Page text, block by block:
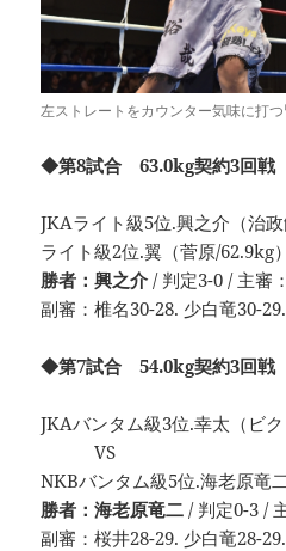
左ストレートをカウンター気味に打
◆第8試合 63.0kg契約3回戦
JKAライト級5位.興之介（治
ライト級2位.翼（菅原/62.9kg）
勝者：興之介 / 判定3-0 / 主審
副審：椎名30-28. 少白竜30-
◆第7試合 54.0kg契約3回戦
JKAバンタム級3位.幸太（ビク
VS
NKBバンタム級5位.海老原竜
勝者：海老原竜二 / 判定0-3 /
副審：桜井28-29. 少白竜28-